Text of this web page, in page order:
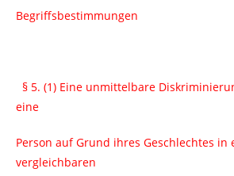
Begriffsbestimmungen
§ 5. (1) Eine unmittelbare
eine
Person auf Grund ihres Geschlechtes in
vergleichbaren